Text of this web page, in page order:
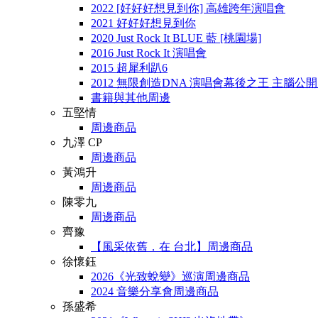
2022 [好好好想見到你] 高雄跨年演唱會
2021 好好好想見到你
2020 Just Rock It BLUE 藍 [桃園場]
2016 Just Rock It 演唱會
2015 超犀利趴6
2012 無限創造DNA 演唱會幕後之王 主腦公
書籍與其他周邊
五堅情
周邊商品
九澤 CP
周邊商品
黃鴻升
周邊商品
陳零九
周邊商品
齊豫
【風采依舊．在 台北】周邊商品
徐懷鈺
2026《光致蛻變》巡演周邊商品
2024 音樂分享會周邊商品
孫盛希